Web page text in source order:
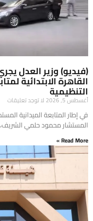
(فيديو) وزير العدل
القاهرة الابتدائية
التنظيمية
أغسطس 5, 2026 لا توجد تعليقات
في إطار المتابعة الميدانية
المستشار محمود حلمي الشريف،
Read More »